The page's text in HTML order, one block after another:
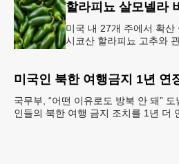
미국 내 27개 주에서 확산
시코산 할라피뇨 고추와
미국인 북한 여행금지 1년 연
국무부, “어떤 이유로도 방북 안 돼”
인들의 북한 여행 금지 조치를 1년 더